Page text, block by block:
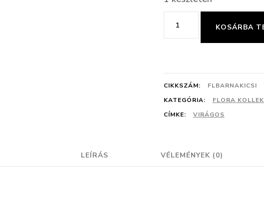
Barna
virág
fülbevaló
mennyiség
KOSÁRBA
CIKKSZÁM:
FLBARNAKICSI
KATEGÓRIA:
FLORA
CÍMKE:
VIRÁGOS
LEÍRÁS VÉLEMÉNYEK (0)